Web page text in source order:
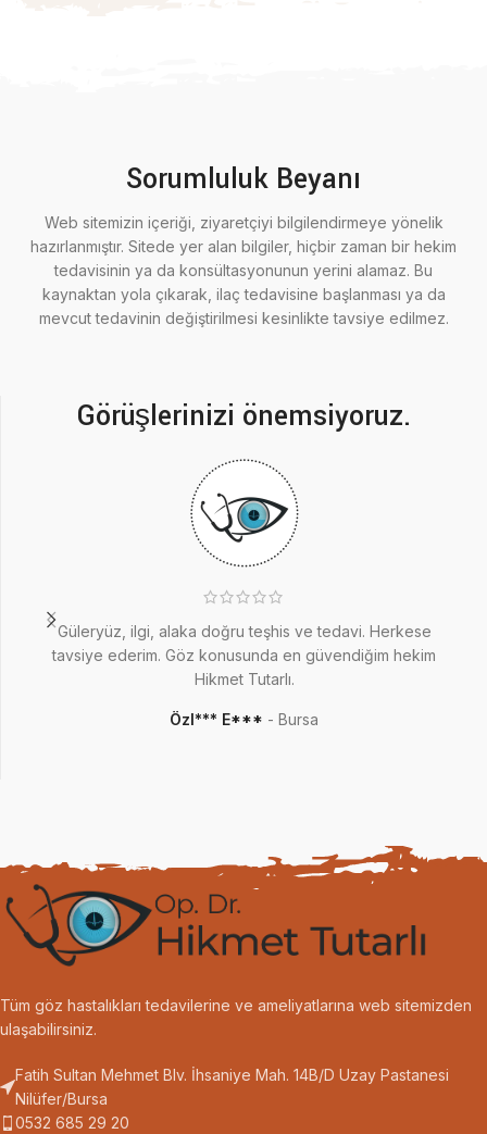
Sorumluluk Beyanı
Web sitemizin içeriği, ziyaretçiyi bilgilendirmeye yönelik
hazırlanmıştır. Sitede yer alan bilgiler, hiçbir zaman bir hekim
tedavisinin ya da konsültasyonunun yerini alamaz. Bu
kaynaktan yola çıkarak, ilaç tedavisine başlanması ya da
mevcut tedavinin değiştirilmesi kesinlikte tavsiye edilmez.
Görüşlerinizi önemsiyoruz.
Güleryüz, ilgi, alaka doğru teşhis ve tedavi. Herkese
tavsiye ederim. Göz konusunda en güvendiğim hekim
Hikmet Tutarlı.
Özl*** E*** Bursa
Tüm göz hastalıkları tedavilerine ve ameliyatlarına web sitemizden
ulaşabilirsiniz.
Fatih Sultan Mehmet Blv. İhsaniye Mah. 14B/D Uzay Pastanesi
Nilüfer/Bursa
0532 685 29 20